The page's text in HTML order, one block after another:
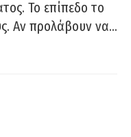
Το επίπεδο το
Αν προλάβουν να…